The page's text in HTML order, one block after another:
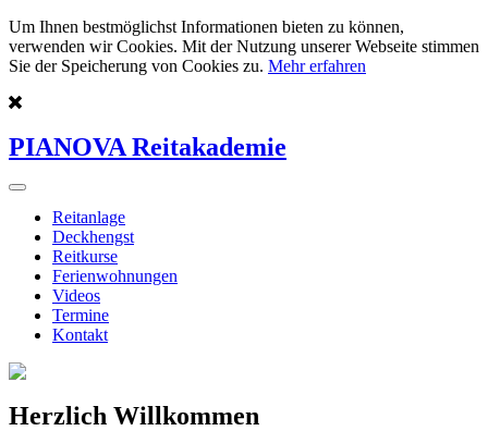
Um Ihnen bestmöglichst Informationen bieten zu können,
verwenden wir Cookies. Mit der Nutzung unserer Webseite stimmen
Sie der Speicherung von Cookies zu. Mehr erfahren
PIANOVA Reitakademie
Reitanlage
Deckhengst
Reitkurse
Ferienwohnungen
Videos
Termine
Kontakt
Herzlich Willkommen